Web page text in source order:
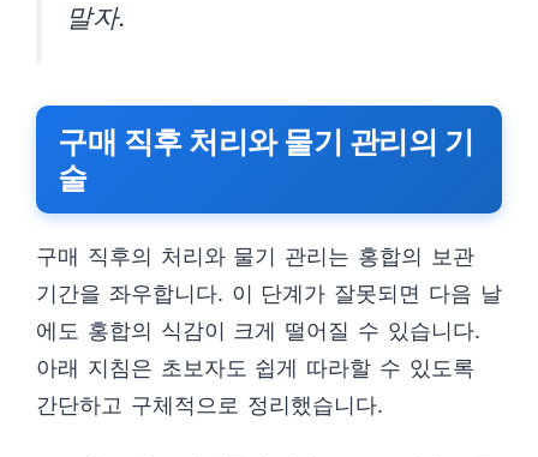
말자.
구매 직후 처리와 물기 관리의 기
술
구매 직후의 처리와 물기 관리는 홍합의 보관
기간을 좌우합니다. 이 단계가 잘못되면 다음 날
에도 홍합의 식감이 크게 떨어질 수 있습니다.
아래 지침은 초보자도 쉽게 따라할 수 있도록
간단하고 구체적으로 정리했습니다.